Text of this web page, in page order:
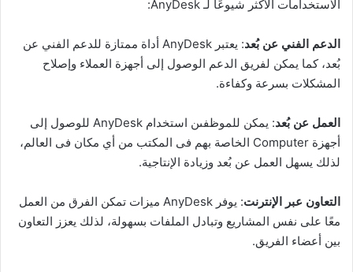
الاستخدامات الأكثر شيوعًا لـ AnyDesk:
الدعم الفني عن بُعد
: يعتبر AnyDesk أداة ممتازة للدعم الفني عن
بُعد، كما يمكن لفريق الدعم الوصول إلى أجهزة العملاء وإصلاح
المشكلات بسرعة وكفاءة.
العمل عن بُعد
: يمكن للموظفىن استخدام AnyDesk للوصول إلى
أجهزة Computer الخاصة بهم فى المكتب من أي مكان فى العالم،
لذلك يسهل العمل عن بُعد وزيادة الإنتاجية.
التعاون عبر الإنترنت
: يوفر AnyDesk ميزات تمكن الفرق من العمل
معًا على نفس المشاريع وتبادل الملفات بسهولة، لذلك يعزز التعاون
بين أعضاء الفريق.